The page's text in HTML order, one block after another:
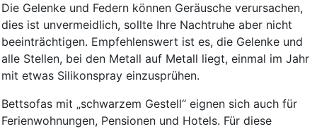
Die Gelenke und Federn können Geräusche verursachen,
dies ist unvermeidlich, sollte Ihre Nachtruhe aber nicht
beeinträchtigen. Empfehlenswert ist es, die Gelenke und
alle Stellen, bei den Metall auf Metall liegt, einmal im Jahr
mit etwas Silikonspray einzusprühen.
Bettsofas mit „schwarzem Gestell“ eignen sich auch für
Ferienwohnungen, Pensionen und Hotels. Für diese